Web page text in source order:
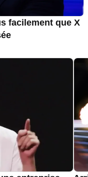
facilement que X